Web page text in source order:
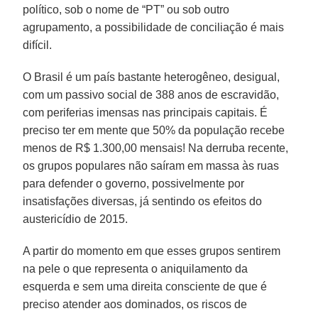
político, sob o nome de “PT” ou sob outro
agrupamento, a possibilidade de conciliação é mais
difícil.
O Brasil é um país bastante heterogêneo, desigual,
com um passivo social de 388 anos de escravidão,
com periferias imensas nas principais capitais. É
preciso ter em mente que 50% da população recebe
menos de R$ 1.300,00 mensais! Na derruba recente,
os grupos populares não saíram em massa às ruas
para defender o governo, possivelmente por
insatisfações diversas, já sentindo os efeitos do
austericídio de 2015.
A partir do momento em que esses grupos sentirem
na pele o que representa o aniquilamento da
esquerda e sem uma direita consciente de que é
preciso atender aos dominados, os riscos de